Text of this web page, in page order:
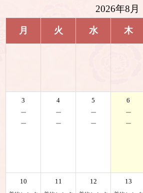
2026年8月
月 火 水 木
3
－
－
4
－
－
5
－
－
6
－
－
10
11
12
13